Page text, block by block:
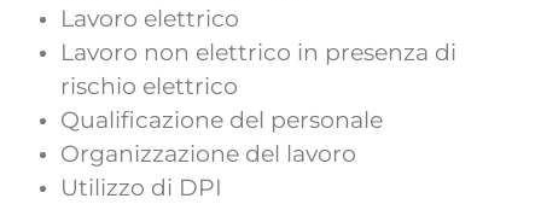
Lavoro elettrico
Lavoro non elettrico in presenza di
rischio elettrico
Qualificazione del personale
Organizzazione del lavoro
Utilizzo di DPI